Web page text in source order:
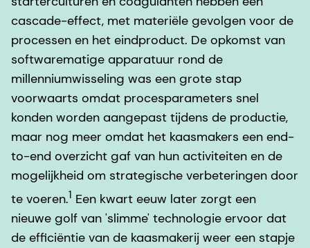
cascade-effect, met materiële gevolgen voor de
processen en het eindproduct. De opkomst van
softwarematige apparatuur rond de
millenniumwisseling was een grote stap
voorwaarts omdat procesparameters snel
konden worden aangepast tijdens de productie,
maar nog meer omdat het kaasmakers een end-
to-end overzicht gaf van hun activiteiten en de
mogelijkheid om strategische verbeteringen door
te voeren.1 Een kwart eeuw later zorgt een
nieuwe golf van 'slimme' technologie ervoor dat
de efficiëntie van de kaasmakerij weer een stapje